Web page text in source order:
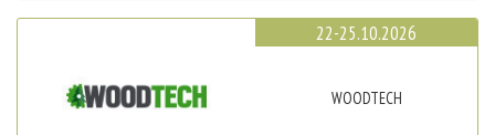
22-25.10.2026
WOODTECH